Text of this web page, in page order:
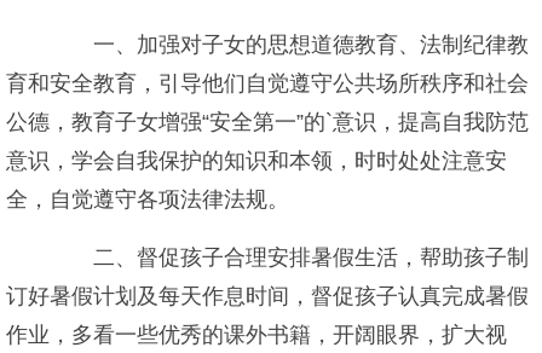
一、加强对子女的思想道德教育、法制纪律教
育和安全教育，引导他们自觉遵守公共场所秩序和社会
公德，教育子女增强“安全第一”的`意识，提高自我防范
意识，学会自我保护的知识和本领，时时处处注意安
全，自觉遵守各项法律法规。
二、督促孩子合理安排暑假生活，帮助孩子制
订好暑假计划及每天作息时间，督促孩子认真完成暑假
作业，多看一些优秀的课外书籍，开阔眼界，扩大视